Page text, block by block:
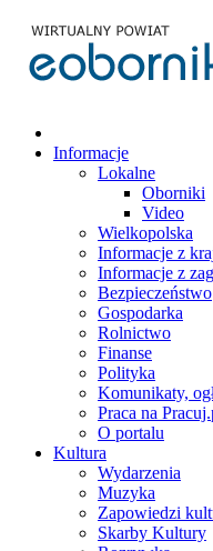
Informacje
Lokalne
Oborniki
Video
Wielkopolska
Informacje z
Informacje z
Bezpieczeństwo
Gospodarka
Rolnictwo
Finanse
Polityka
Komunikaty,
Praca na
O portalu
Kultura
Wydarzenia
Muzyka
Zapowiedzi
Skarby Kultury